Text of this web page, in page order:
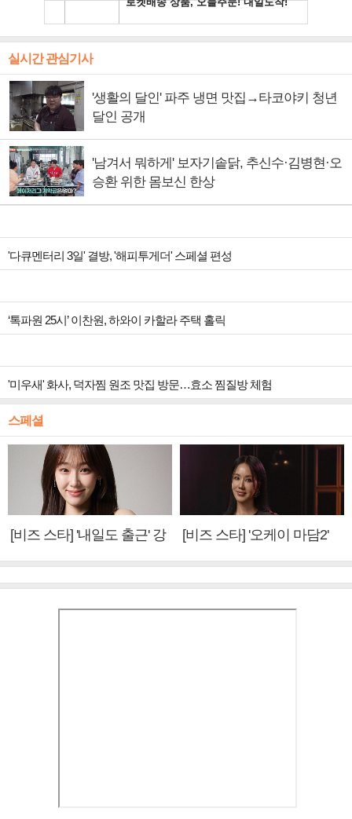
실시간 관심기사
'생활의 달인' 파주 냉면 맛집→타코야키 청년
달인 공개
'남겨서 뭐하게' 보자기솥닭, 추신수·김병현·오
승환 위한 몸보신 한상
'다큐멘터리 3일' 결방, '해피투게더' 스페셜 편성
‘톡파원 25시’ 이찬원, 하와이 카할라 주택 홀릭
'미우새' 화사, 덕자찜 원조 맛집 방문…효소 찜질방 체험
스페셜
[비즈 스타] '내일도 출근' 강
[비즈 스타] '오케이 마담2'